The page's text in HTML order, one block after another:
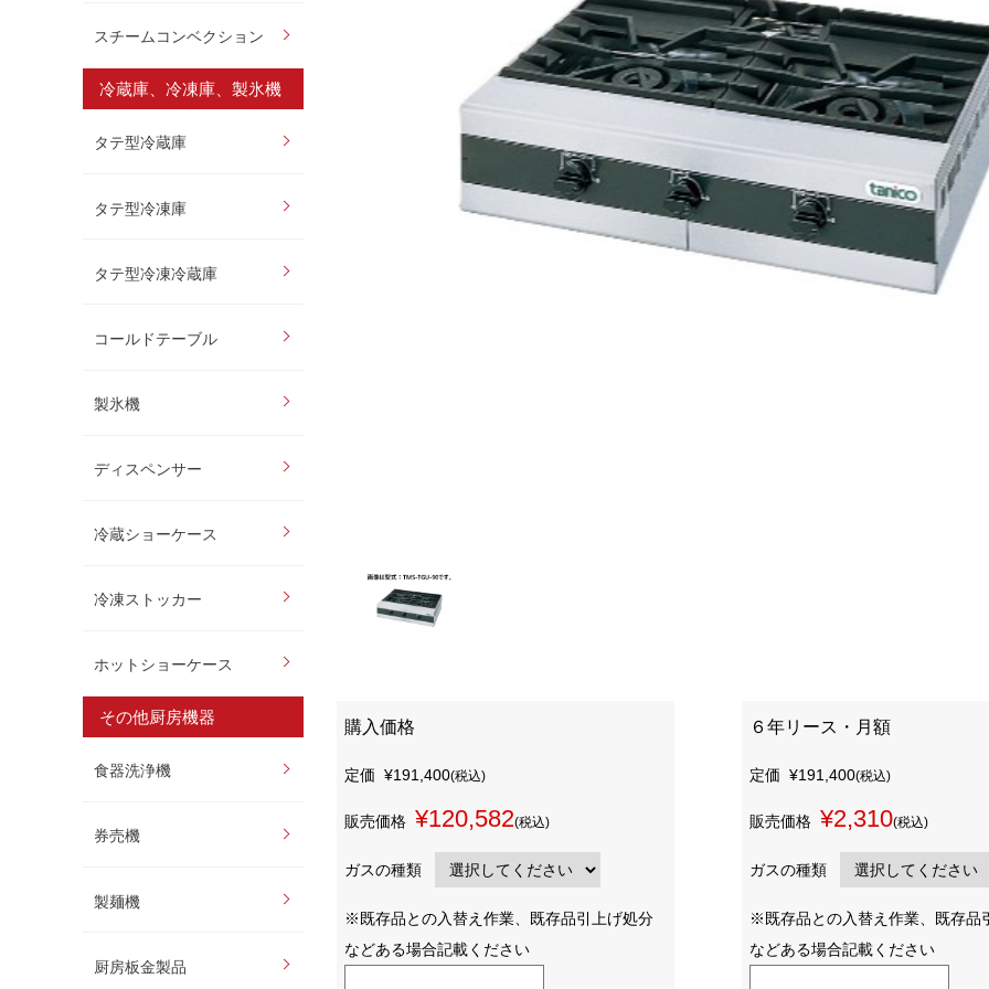
スチームコンベクション
冷蔵庫、冷凍庫、製氷機
タテ型冷蔵庫
タテ型冷凍庫
タテ型冷凍冷蔵庫
コールドテーブル
製氷機
ディスペンサー
冷蔵ショーケース
冷凍ストッカー
ホットショーケース
その他厨房機器
食器洗浄機
券売機
製麺機
厨房板金製品
購入価格
定価 ¥191,400(税込)
販売価格 ¥120,582(税込)
ガスの種類
※既存品との入替え作業、既存品引上げ処分
などある場合記載ください
６年リース・月額
定価 ¥191,400(税込)
販売価格 ¥2,310(税込)
ガスの種類
※既存品との入替え作業、既存品
などある場合記載ください